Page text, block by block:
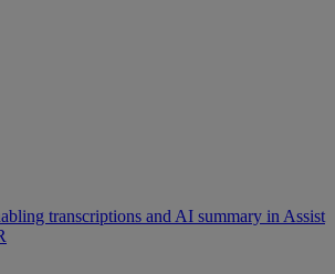
transcriptions and AI summary in Assist